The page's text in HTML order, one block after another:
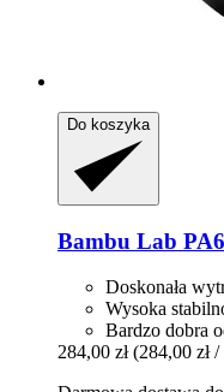
Do koszyka
Bambu Lab
Doskonała
Wysoka
Bardzo dobra
284,00 zł (284,00 zł